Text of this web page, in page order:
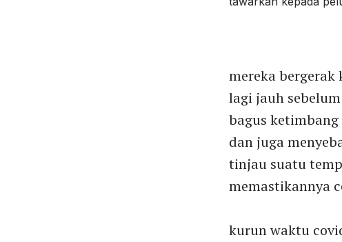
mereka
lagi jauh
bagus
dan juga
tinjau suatu
memastikannya
kurun waktu